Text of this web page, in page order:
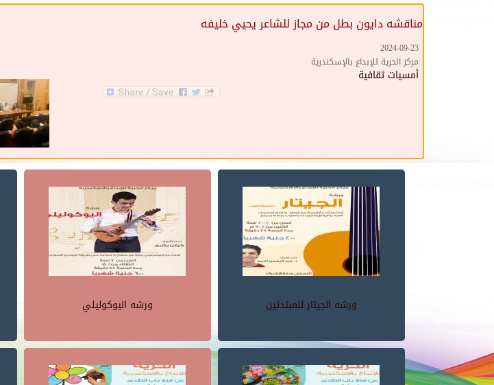
مناقشه دايون بطل من مجاز للشاعر يحيي خليفه
2024-09-23
مركز الحرية للإبداع بالإسكندرية
أمسيات ثقافية
ورشه اليوكوليلي ورشه الجيتار للمبتدئين